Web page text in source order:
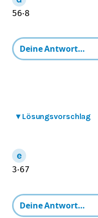
56⋅8
▾ Lösungsvorschlag
3⋅67